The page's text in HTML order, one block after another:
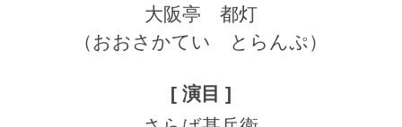
大阪亭 都灯
（おおさかてい とらんぷ）